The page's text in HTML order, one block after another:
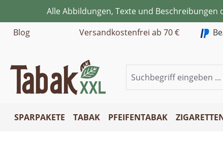
Hauptinhalt springen
Zur Suche springen
Zur Hauptnavigation springen
Alle Abbildungen, Texte und
Blog
Versandkostenfrei ab 70 €
SPARPAKETE TABAK PFEIFENTABAK